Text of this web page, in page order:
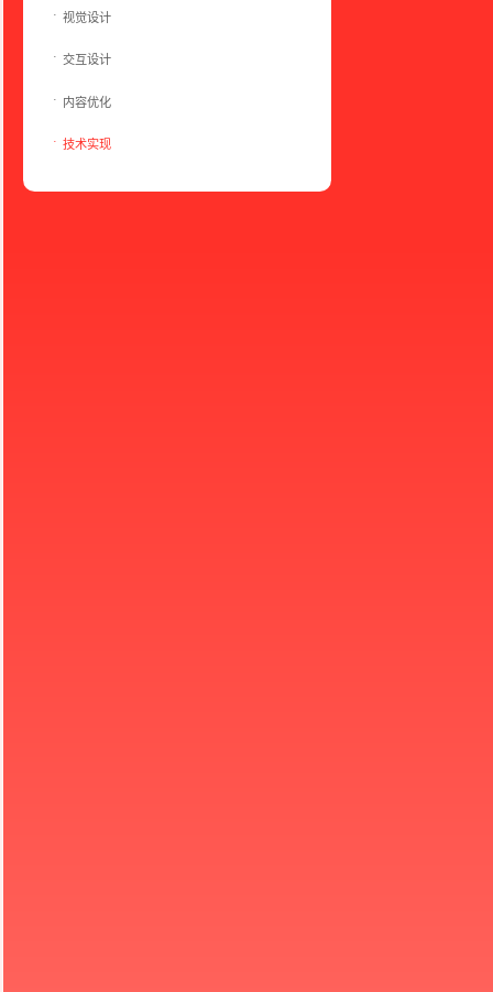
视觉设计
交互设计
内容优化
技术实现